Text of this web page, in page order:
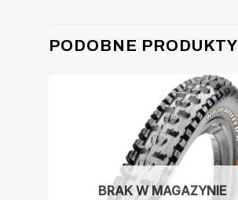
PODOBNE PRODUKTY
BRAK W MAGAZYNIE